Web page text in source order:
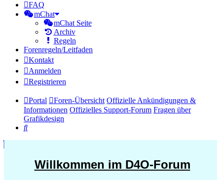
FAQ
mChat
mChat Seite
Archiv
Regeln
Forenregeln/Leitfaden
Kontakt
Anmelden
Registrieren
Portal Foren-Übersicht Offizielle Ankündigungen &
Informationen Offizielles Support-Forum Fragen über
Grafikdesign
Suche
Willkommen im D4O-Forum